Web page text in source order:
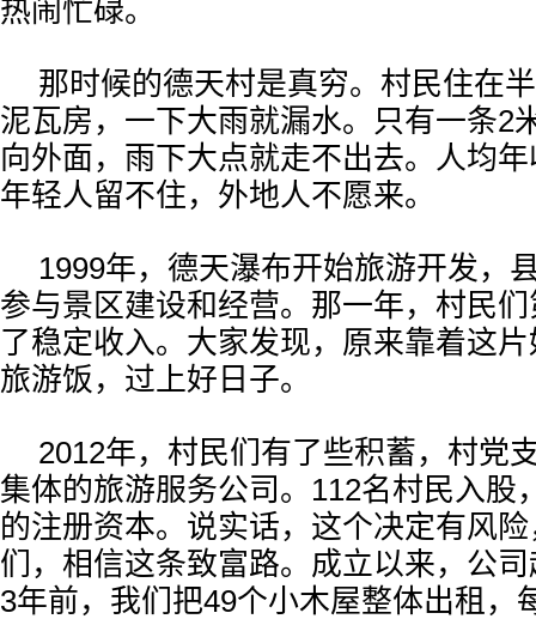
热闹忙碌。
那时候的德天村是真穷。村民住在
泥瓦房，一下大雨就漏水。只有一条2
向外面，雨下大点就走不出去。人均
年轻人留不住，外地人不愿来。
1999年，德天瀑布开始旅游开发，
参与景区建设和经营。那一年，村民
了稳定收入。大家发现，原来靠着这
旅游饭，过上好日子。
2012年，村民们有了些积蓄，村党
集体的旅游服务公司。112名村民入股
的注册资本。说实话，这个决定有风
们，相信这条致富路。成立以来，公
3年前，我们把49个小木屋整体出租，